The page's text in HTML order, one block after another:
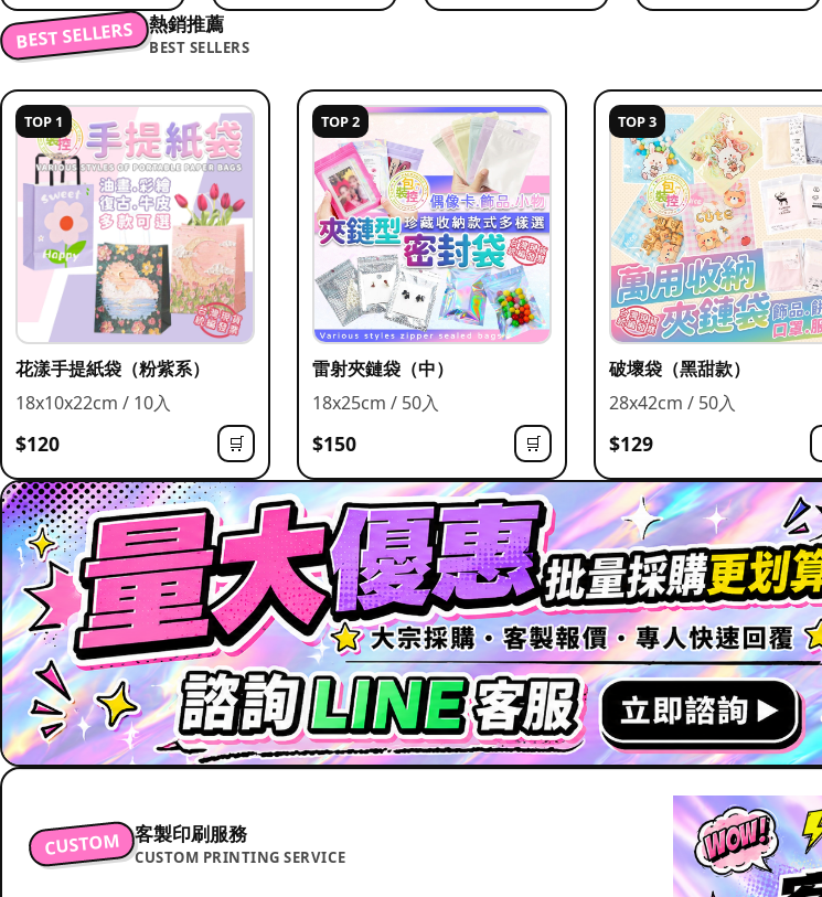
BEST SELLERS 熱銷推薦
BEST SELLERS
TOP 1
花漾手提紙袋（粉紫系）
18x10x22cm / 10入
$120 🛒
TOP 2
雷射夾鏈袋（中）
18x25cm / 50入
$150 🛒
TOP 3
破壞袋（黑甜款）
28x42cm / 50入
$129
CUSTOM 客製印刷服務
CUSTOM PRINTING SERVICE